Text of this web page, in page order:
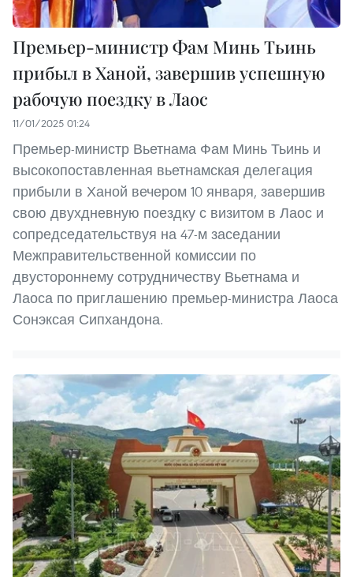
Премьер-министр Фам Минь Тьинь
прибыл в Ханой, завершив успешную
рабочую поездку в Лаос
11/01/2025 01:24
Премьер-министр Вьетнама Фам Минь Тьинь и
высокопоставленная вьетнамская делегация
прибыли в Ханой вечером 10 января, завершив
свою двухдневную поездку с визитом в Лаос и
сопредседательствуя на 47-м заседании
Межправительственной комиссии по
двустороннему сотрудничеству Вьетнама и
Лаоса по приглашению премьер-министра Лаоса
Сонэксая Сипхандона.